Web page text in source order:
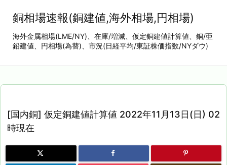
銅相場速報(銅建値,海外相場,円相場)
海外金属相場(LME/NY)、在庫/増減、仮定銅建値計算値、銅/亜
鉛建値、円相場(為替)、市況(日経平均/東証株価指数/NYダウ)
[国内銅] 仮定銅建値計算値 2022年11月13日(日) 02
時現在